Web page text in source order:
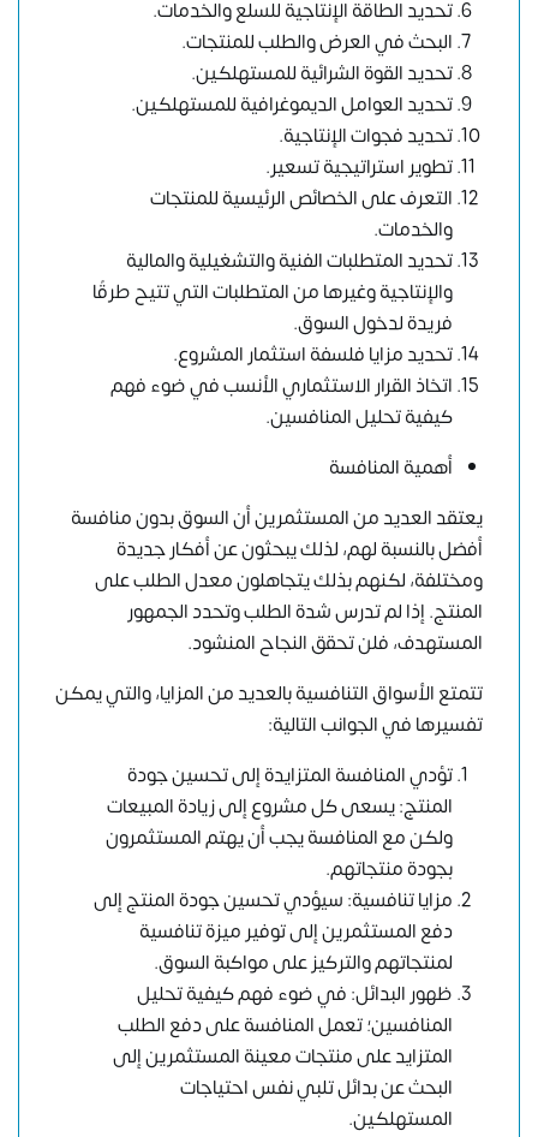
تحديد الطاقة الإنتاجية للسلع والخدمات.
البحث في العرض والطلب للمنتجات.
تحديد القوة الشرائية للمستهلكين.
تحديد العوامل الديموغرافية للمستهلكين.
تحديد فجوات الإنتاجية.
تطوير استراتيجية تسعير.
التعرف على الخصائص الرئيسية للمنتجات
والخدمات.
تحديد المتطلبات الفنية والتشغيلية والمالية
والإنتاجية وغيرها من المتطلبات التي تتيح طرقًا
فريدة لدخول السوق.
تحديد مزايا فلسفة استثمار المشروع.
اتخاذ القرار الاستثماري الأنسب في ضوء فهم
كيفية تحليل المنافسين.
أهمية المنافسة
يعتقد العديد من المستثمرين أن السوق بدون منافسة
أفضل بالنسبة لهم، لذلك يبحثون عن أفكار جديدة
ومختلفة، لكنهم بذلك يتجاهلون معدل الطلب على
المنتج. إذا لم تدرس شدة الطلب وتحدد الجمهور
المستهدف، فلن تحقق النجاح المنشود.
تتمتع الأسواق التنافسية بالعديد من المزايا، والتي يمكن
تفسيرها في الجوانب التالية:
تؤدي المنافسة المتزايدة إلى تحسين جودة
المنتج: يسعى كل مشروع إلى زيادة المبيعات
ولكن مع المنافسة يجب أن يهتم المستثمرون
بجودة منتجاتهم.
مزايا تنافسية: سيؤدي تحسين جودة المنتج إلى
دفع المستثمرين إلى توفير ميزة تنافسية
لمنتجاتهم والتركيز على مواكبة السوق.
ظهور البدائل: في ضوء فهم كيفية تحليل
المنافسين؛ تعمل المنافسة على دفع الطلب
المتزايد على منتجات معينة المستثمرين إلى
البحث عن بدائل تلبي نفس احتياجات
المستهلكين.